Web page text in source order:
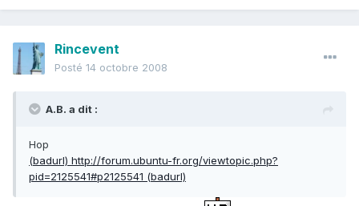
Rincevent
Posté 14 octobre 2008
A.B. a dit :
Hop
(badurl) http://forum.ubuntu-fr.org/viewtopic.php?
pid=2125541#p2125541 (badurl)